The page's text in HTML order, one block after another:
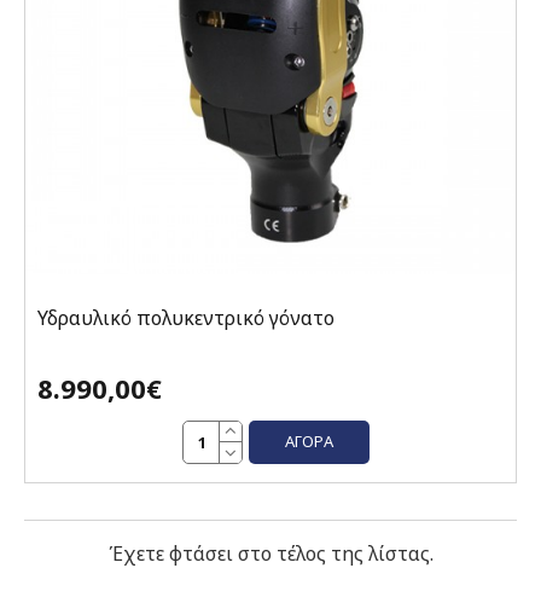
Υδραυλικό πολυκεντρικό γόνατο
8.990,00€
ΑΓΟΡΆ
Έχετε φτάσει στο τέλος της λίστας.